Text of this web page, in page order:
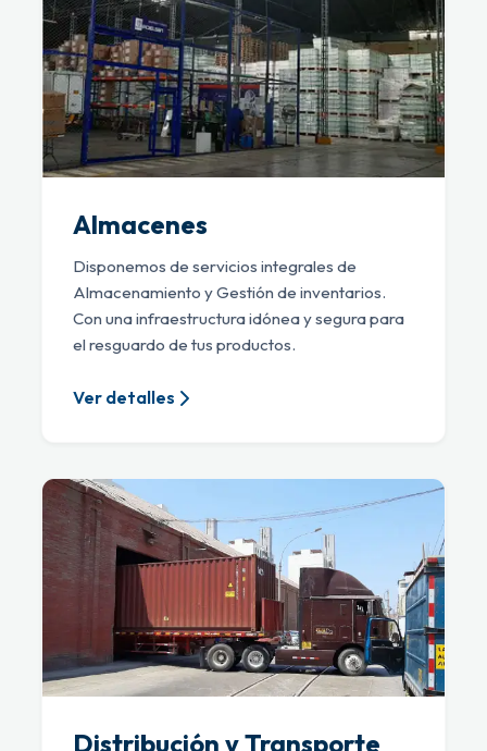
Almacenes
Disponemos de servicios integrales de
Almacenamiento y Gestión de inventarios.
Con una infraestructura idónea y segura para
el resguardo de tus productos.
Ver detalles
Distribución y Transporte